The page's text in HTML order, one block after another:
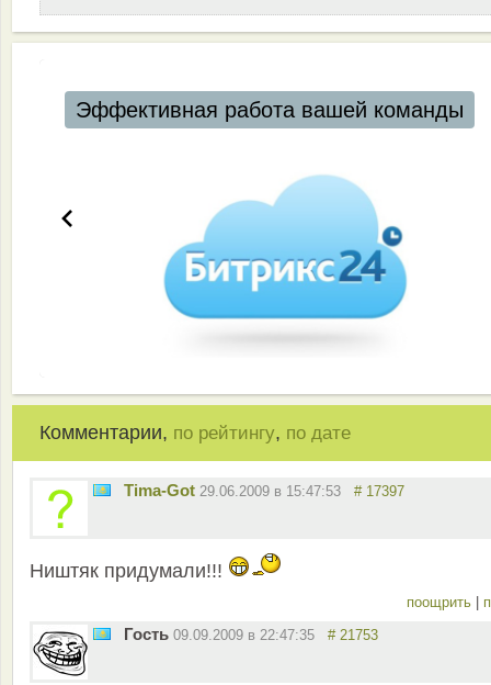
Эффективная работа вашей команды
Комментарии, по рейтингу, по дате
Tima-Got 29.06.2009 в 15:47:53 # 17397
Ништяк придумали!!!
поощрить
Гость 09.09.2009 в 22:47:35 # 21753